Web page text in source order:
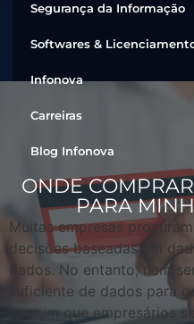
Segurança da Informação
Softwares &
Infonova
Carreiras
Blog Infonova
ONDE
PARA
Muitas empresas
decisões baseadas em
dados. No entanto, nem
suficiente de dados para
comum que empresários